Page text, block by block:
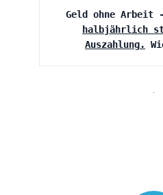
Geld ohne Arbeit
halbjährlich
Auszahlung.
.